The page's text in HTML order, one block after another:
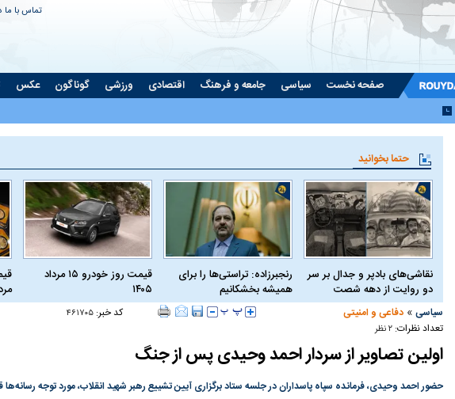
تماس با ما
صفحه نخست سیاسی جامعه و فرهنگ اقتصادی ورزشی گوناگون عکس
حتما بخوانید
نقاشی‌های بادپر و جدال بر سر
دو روایت از دهه شصت
رنجبرزاده: تراستی‌ها را برای
همیشه بخشکانیم
قیمت روز خودرو ۱۵ مرداد
۱۴۰۵
سیاسی » دفاعی و امنیتی کد خبر:۴۶۱۷۰۵
تعداد نظرات: ۲ نظر
اولین تصاویر از سردار احمد وحیدی پس از جنگ
حضور احمد وحیدی، فرمانده سپاه پاسداران در جلسه ستاد برگزاری آیین تشییع رهبر شهید انقلاب، مورد توجه رسانه‌ها
چرا رویای آمریکایی سرنگونی رژیم و
مطالعه رفتار هیستریک صدا و سیما علیه
در وزارت نفت